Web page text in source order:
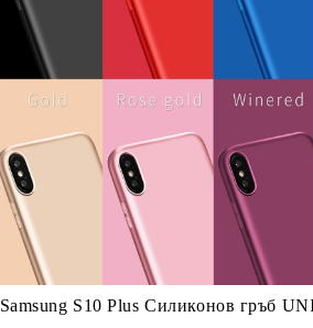
Samsung S10 Plus Силиконов гръб